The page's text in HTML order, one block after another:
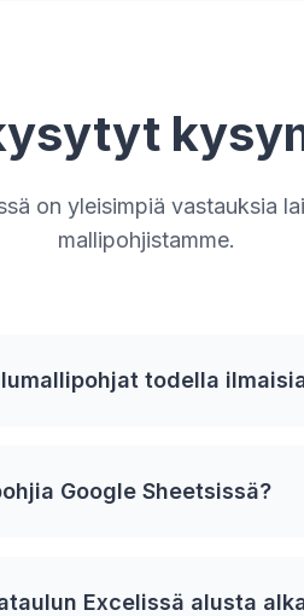
on yleisimpiä vastauksia
mallipohjistamme.
todella
Google Sheetsissä?
Excelissä alusta